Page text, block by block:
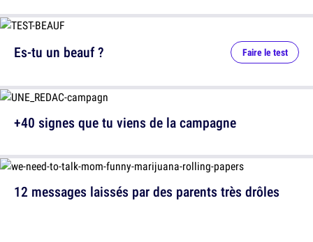
12 messages laissés par des parents très drôles
Es-tu un beauf ? Faire le test
+40 signes que tu viens de la campagne